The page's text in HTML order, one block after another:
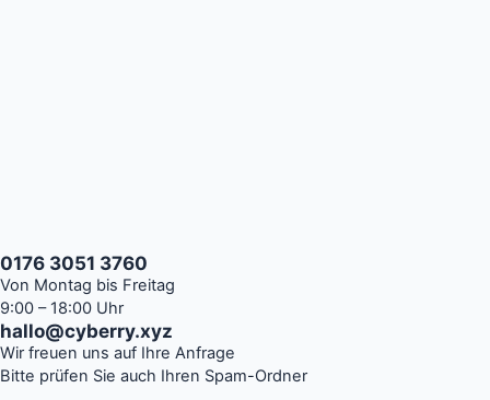
0176 3051 3760
Von Montag bis Freitag
9:00 – 18:00 Uhr
hallo@cyberry.xyz
Wir freuen uns auf Ihre Anfrage
Bitte prüfen Sie auch Ihren Spam-Ordner